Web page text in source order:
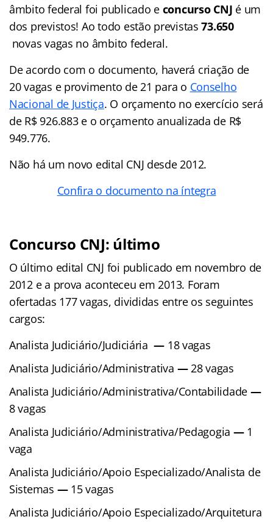
âmbito federal foi publicado e concurso CNJ é um
dos previstos! Ao todo estão previstas73.650
novas vagas no âmbito federal.
De acordo com o documento, haverá criação de
20 vagas e provimento de 21 para o Conselho
Nacional de Justiça. O orçamento no exercício será
de R$ 926.883 e o orçamento anualizada de R$
949.776.
Não há um novo edital CNJ desde 2012.
Confira o documento na íntegra
Concurso CNJ: último
O último edital CNJ foi publicado em novembro de
2012 e a prova aconteceu em 2013. Foram
ofertadas 177 vagas, divididas entre os seguintes
cargos:
Analista Judiciário/Judiciária— 18 vagas
Analista Judiciário/Administrativa —28 vagas
Analista Judiciário/Administrativa/Contabilidade —
8 vagas
Analista Judiciário/Administrativa/Pedagogia — 1
vaga
Analista Judiciário/Apoio Especializado/Analista de
Sistemas —15 vagas
Analista Judiciário/Apoio Especializado/Arquitetura